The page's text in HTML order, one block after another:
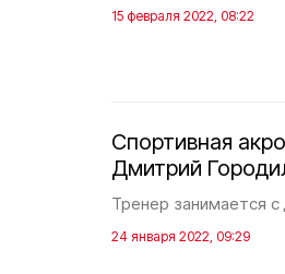
15 февраля 2022, 08:22
Спортивная
Дмитрий
Тренер занимается с
24 января 2022, 09:29